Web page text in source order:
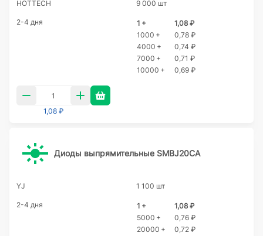
HOTTECH 9 000 шт
2-4 дня 1 +
1,08 ₽
1000 +
0,78 ₽
4000 +
0,74 ₽
7000 +
0,71 ₽
10000 +
0,69 ₽
1,08 ₽
Диоды выпрямительные SMBJ20CA
YJ 1 100 шт
2-4 дня 1 +
1,08 ₽
5000 +
0,76 ₽
20000 +
0,72 ₽